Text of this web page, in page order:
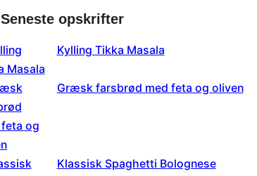
Seneste opskrifter
Kylling Tikka Masala
Græsk farsbrød med feta og oliven
Klassisk Spaghetti Bolognese